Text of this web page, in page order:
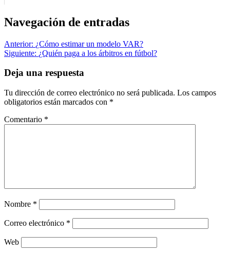
Navegación de entradas
Anterior: ¿Cómo estimar un modelo VAR?
Siguiente: ¿Quién paga a los árbitros en fútbol?
Deja una respuesta
Tu dirección de correo electrónico no será publicada. Los campos
obligatorios están marcados con *
Comentario *
Nombre *
Correo electrónico *
Web